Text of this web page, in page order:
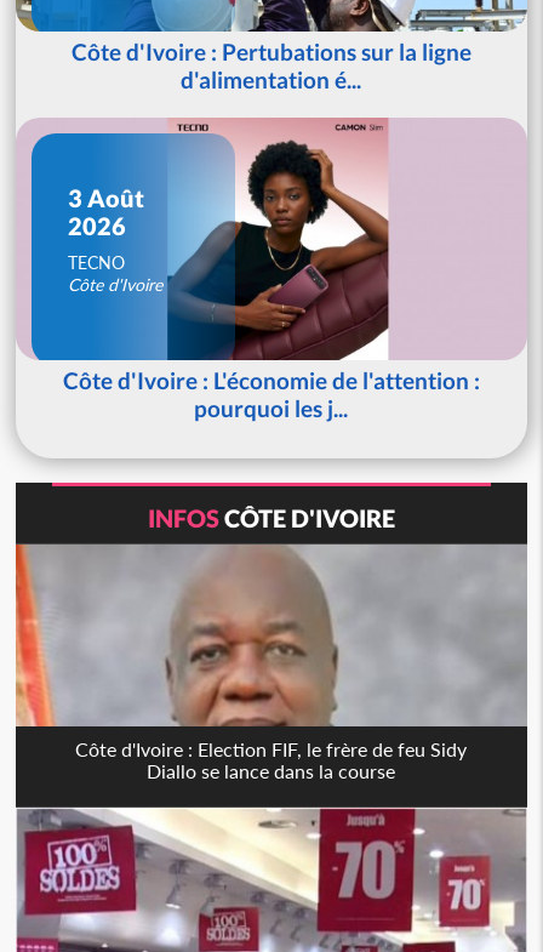
Côte d'Ivoire : Pertubations sur la ligne
d'alimentation é...
3 Août
2026
TECNO
Côte d'Ivoire
Côte d'Ivoire : L'économie de l'attention :
pourquoi les j...
INFOSCÔTE D'IVOIRE
Côte d'Ivoire : Election FIF, le frère de feu Sidy
Diallo se lance dans la course